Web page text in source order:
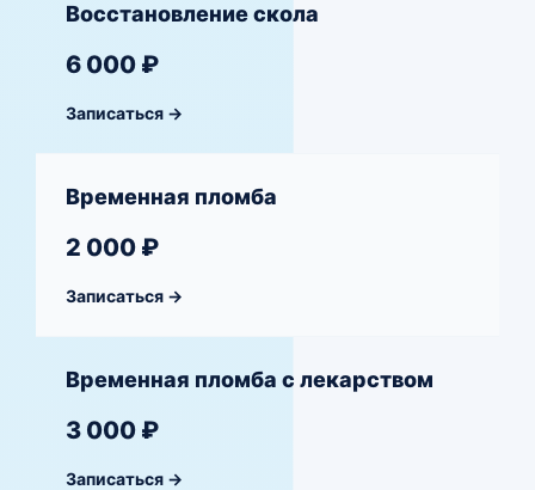
Восстановление скола
6 000 ₽
Записаться →
Временная пломба
2 000 ₽
Записаться →
Временная пломба с лекарством
3 000 ₽
Записаться →